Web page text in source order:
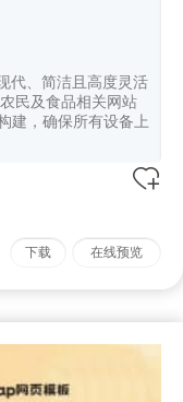
代、简洁且高度灵活
民及食品相关网站
建，确保所有设备上
下载 在线预览